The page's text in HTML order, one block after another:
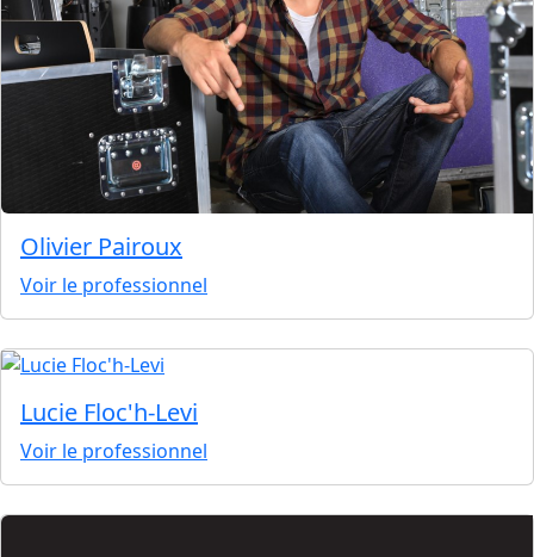
Olivier Pairoux
Voir le professionnel
Lucie Floc'h-Levi
Voir le professionnel